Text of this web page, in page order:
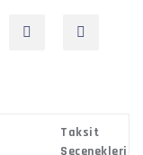
Taksit
Seçenekleri